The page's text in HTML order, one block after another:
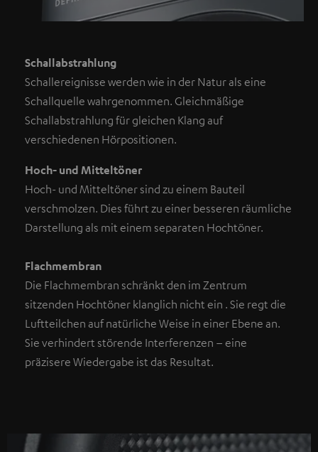
Schallabstrahlung
Schallereignisse werden wie in der Natur als eine
Schallquelle wahrgenommen. Gleichmäßige
Schallabstrahlung für gleichen Klang auf
verschiedenen Hörpositionen.
Hoch- und Mitteltöner
Hoch- und Mitteltöner sind zu einem Bauteil
verschmolzen. Dies führt zu einer besseren räumliche
Darstellung als mit einem separaten Hochtöner.
Flachmembran
Die Flachmembran schränkt den im Zentrum
sitzenden Hochtöner klanglich nicht ein . Sie regt die
Luftteilchen auf natürliche Weise in einer Ebene an.
Sie verhindert störende Interferenzen – eine
präzisere Wiedergabe ist das Resultat.